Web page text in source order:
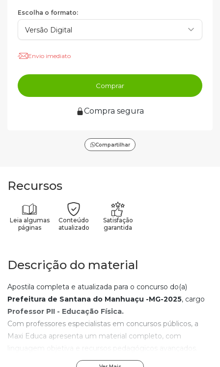
Escolha o formato:
Envio imediato
Comprar
Compra segura
Compartilhar
Recursos
Leia algumas
páginas
Conteúdo
atualizado
Satisfação
garantida
Descrição do material
Apostila completa e atualizada para o concurso do(a)
Prefeitura de Santana do Manhuaçu -MG-2025, cargo
Professor PII - Educação Física.
Com professores especialistas em concursos públicos, a
Maxi Educa apresenta um material completo, com
linguagem objetiva e recursos pedagógicos avançados.
Com os elementos de aprendizagem contidos nesta